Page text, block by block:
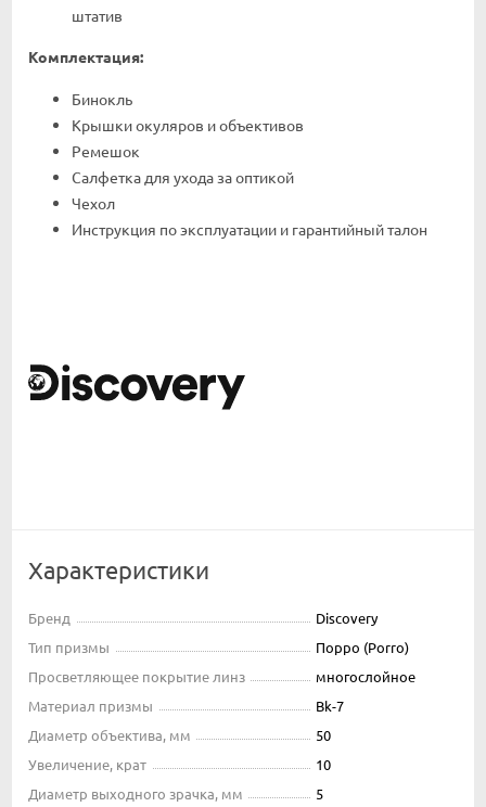
штатив
Комплектация:
Бинокль
Крышки окуляров и объективов
Ремешок
Салфетка для ухода за оптикой
Чехол
Инструкция по эксплуатации и гарантийный талон
Характеристики
Бренд
Discovery
Тип призмы
Порро (Porro)
Просветляющее покрытие линз
многослойное
Материал призмы
Bk-7
Диаметр объектива, мм
50
Увеличение, крат
10
Диаметр выходного зрачка, мм
5